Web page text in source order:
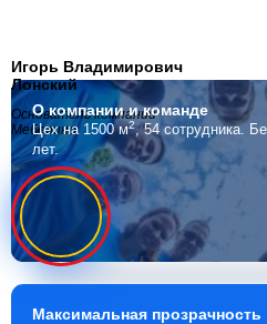
Игорь Владимирович
Лонский
Основатель компании
Мебелино
О компаниии команде
Цех на 1500 м2, 54 сотрудника.
лет.
Максимальная прозрачность